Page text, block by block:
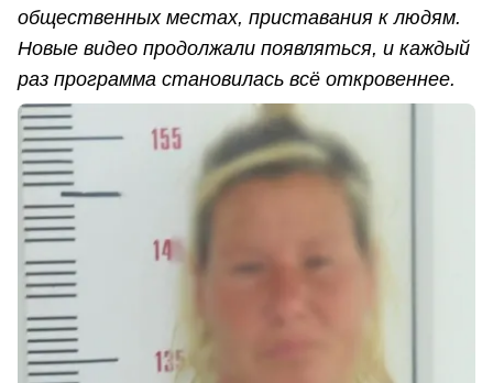
общественных местах, приставания к людям.
Новые видео продолжали появляться, и каждый
раз программа становилась всё откровеннее.